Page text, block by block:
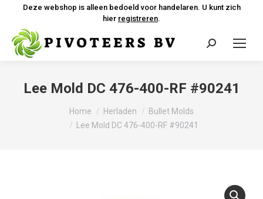
Deze webshop is alleen bedoeld voor handelaren. U kunt zich
hier registreren.
Zoeken:
Lee Mold DC 476-400-RF #90241
Home Herladen
Bullet Molds
Lee Mold DC 476-400-RF #90241